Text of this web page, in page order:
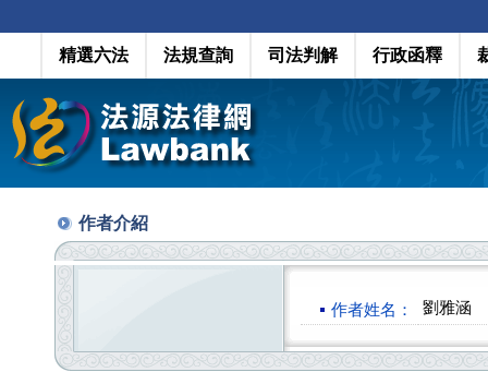
精選六法 法規查詢 司法判解 行政函釋
作者介紹
作者姓名： 劉雅涵